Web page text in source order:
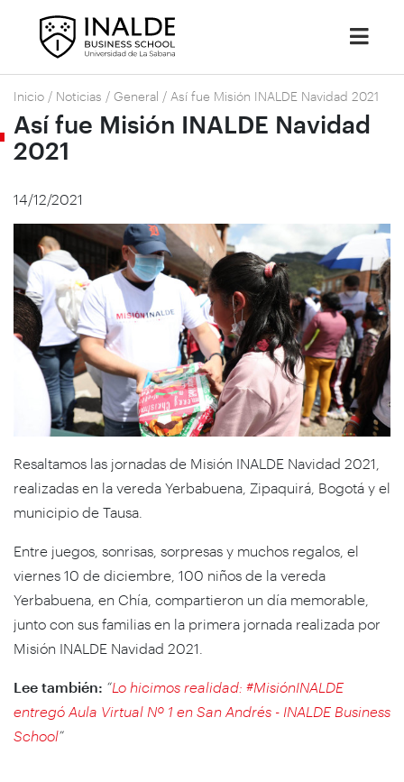
Inicio / Noticias / General / Así fue Misión INALDE Navidad 2021
Así fue Misión INALDE Navidad
2021
14/12/2021
Resaltamos las jornadas de Misión INALDE Navidad 2021,
realizadas en la vereda Yerbabuena, Zipaquirá, Bogotá y el
municipio de Tausa.
Entre juegos, sonrisas, sorpresas y muchos regalos, el
viernes 10 de diciembre, 100 niños de la vereda
Yerbabuena, en Chía, compartieron un día memorable,
junto con sus familias en la primera jornada realizada por
Misión INALDE Navidad 2021.
Lee también: “Lo hicimos realidad: #MisiónINALDE
entregó Aula Virtual Nº 1 en San Andrés - INALDE Business
School”